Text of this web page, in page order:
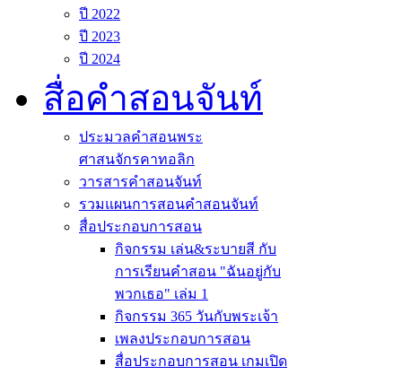
ปี 2022
ปี 2023
ปี 2024
สื่อคำสอนจันท์
ประมวลคำสอนพระ
ศาสนจักรคาทอลิก
วารสารคำสอนจันท์
รวมแผนการสอนคำสอนจันท์
สื่อประกอบการสอน
กิจกรรม เล่น&ระบายสี กับ
การเรียนคำสอน "ฉันอยู่กับ
พวกเธอ" เล่ม 1
กิจกรรม 365 วันกับพระเจ้า
เพลงประกอบการสอน
สื่อประกอบการสอน เกมเปิด